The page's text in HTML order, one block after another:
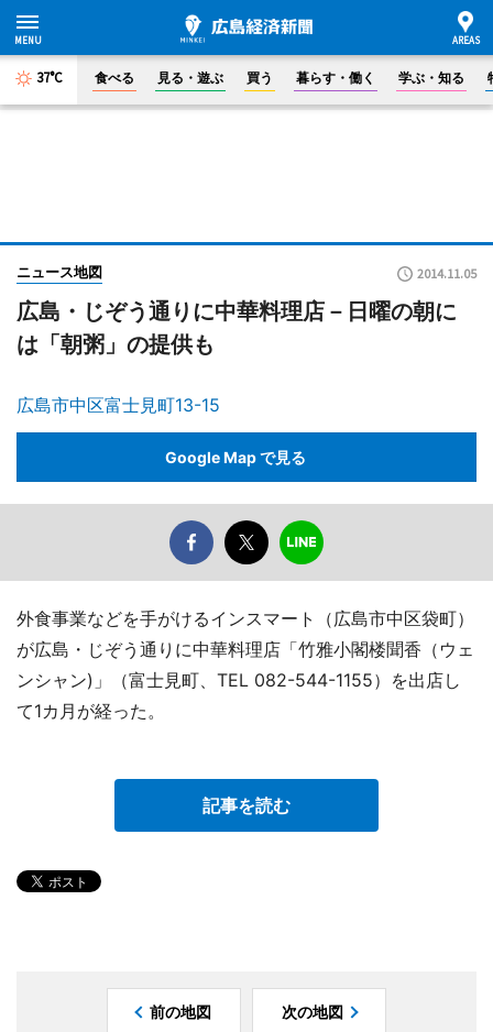
37°C 食べる 見る・遊ぶ 買う 暮らす・働く 学ぶ・知る
ニュース地図 2014.11.05
広島・じぞう通りに中華料理店－日曜の朝に
は「朝粥」の提供も
広島市中区富士見町13-15
Google Map で見る
外食事業などを手がけるインスマート（広島市中区袋町）
が広島・じぞう通りに中華料理店「竹雅小閣楼聞香（ウェ
ンシャン)」（富士見町、TEL 082-544-1155）を出店し
て1カ月が経った。
記事を読む
前の地図 次の地図